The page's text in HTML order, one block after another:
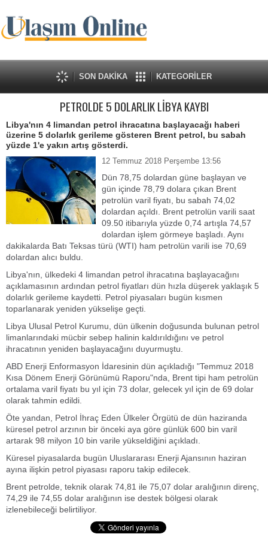
SON DAKİKA KATEGORİLER
PETROLDE 5 DOLARLIK LİBYA KAYBI
Libya'nın 4 limandan petrol ihracatına başlayacağı haberi
üzerine 5 dolarlık gerileme gösteren Brent petrol, bu sabah
yüzde 1'e yakın artış gösterdi.
12 Temmuz 2018 Perşembe 13:56
Dün 78,75 dolardan güne başlayan ve
gün içinde 78,79 dolara çıkan Brent
petrolün varil fiyatı, bu sabah 74,02
dolardan açıldı. Brent petrolün varili saat
09.50 itibarıyla yüzde 0,74 artışla 74,57
dolardan işlem görmeye başladı. Aynı
dakikalarda Batı Teksas türü (WTI) ham petrolün varili ise 70,69
dolardan alıcı buldu.
Libya'nın, ülkedeki 4 limandan petrol ihracatına başlayacağını
açıklamasının ardından petrol fiyatları dün hızla düşerek yaklaşık 5
dolarlık gerileme kaydetti. Petrol piyasaları bugün kısmen
toparlanarak yeniden yükselişe geçti.
Libya Ulusal Petrol Kurumu, dün ülkenin doğusunda bulunan petrol
limanlarındaki mücbir sebep halinin kaldırıldığını ve petrol
ihracatının yeniden başlayacağını duyurmuştu.
ABD Enerji Enformasyon İdaresinin dün açıkladığı "Temmuz 2018
Kısa Dönem Enerji Görünümü Raporu"nda, Brent tipi ham petrolün
ortalama varil fiyatı bu yıl için 73 dolar, gelecek yıl için de 69 dolar
olarak tahmin edildi.
Öte yandan, Petrol İhraç Eden Ülkeler Örgütü de dün haziranda
küresel petrol arzının bir önceki aya göre günlük 600 bin varil
artarak 98 milyon 10 bin varile yükseldiğini açıkladı.
Küresel piyasalarda bugün Uluslararası Enerji Ajansının haziran
ayına ilişkin petrol piyasası raporu takip edilecek.
Brent petrolde, teknik olarak 74,81 ile 75,07 dolar aralığının direnç,
74,29 ile 74,55 dolar aralığının ise destek bölgesi olarak
izlenebileceği belirtiliyor.